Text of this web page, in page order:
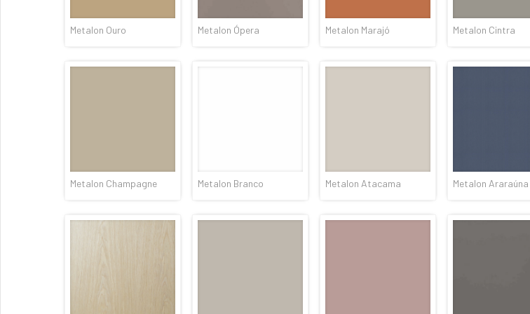
Metalon Ouro Metalon Ópera Metalon Marajó Metalon Cintra
Metalon Champagne Metalon Branco Metalon Atacama Metalon Araraúna